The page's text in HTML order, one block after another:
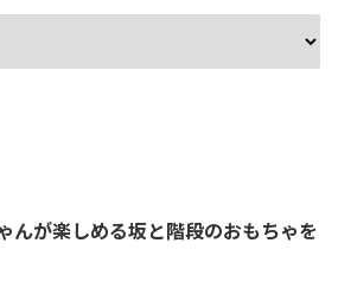
んが楽しめる坂と階段のおもちゃを